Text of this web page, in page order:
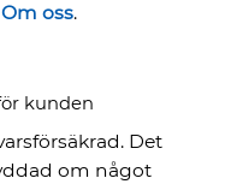
Om oss.
kunden
Det
om något